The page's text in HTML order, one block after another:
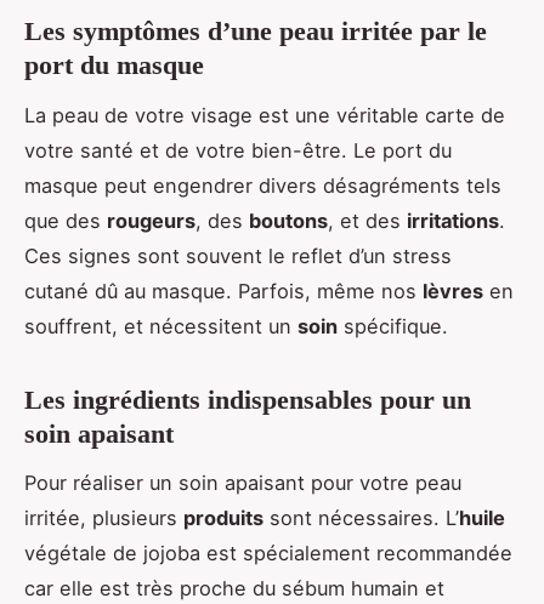
Les symptômes d’une peau irritée par le
port du masque
La peau de votre visage est une véritable carte de
votre santé et de votre bien-être. Le port du
masque peut engendrer divers désagréments tels
que des rougeurs, des boutons, et des irritations.
Ces signes sont souvent le reflet d’un stress
cutané dû au masque. Parfois, même nos lèvres en
souffrent, et nécessitent un soin spécifique.
Les ingrédients indispensables pour un
soin apaisant
Pour réaliser un soin apaisant pour votre peau
irritée, plusieurs produits sont nécessaires. L’huile
végétale de jojoba est spécialement recommandée
car elle est très proche du sébum humain et